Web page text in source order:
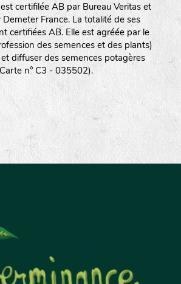
certifilée AB par Bureau Veritas et
France. La totalité de ses
certifiées AB. Elle est agréée par le
des semences et des plants)
diffuser des semences potagères
n° C3 - 035502).